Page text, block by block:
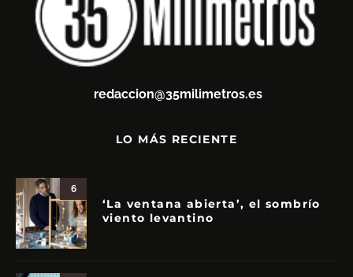
redaccion@35milimetros.es
LO MÁS RECIENTE
6
‘La ventana abierta’, el sombrío
viento levantino